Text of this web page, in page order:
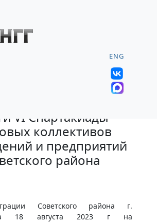
ENG
VI Спартакиады
коллективов
и предприятий
района
Советского района г.
18 августа 2023 г на